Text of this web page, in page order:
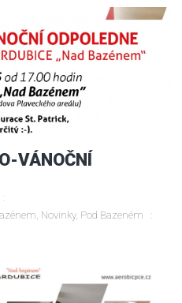
VÁNOČNÍ
Novinky, Pod Bazeném